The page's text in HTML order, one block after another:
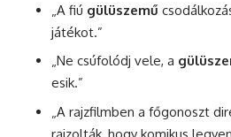
„A fiú gülüszemű
játékot.”
„Ne csúfolódj vele, a
esik.”
„A rajzfilmben a főgonoszt
rajzolták, hogy komikus